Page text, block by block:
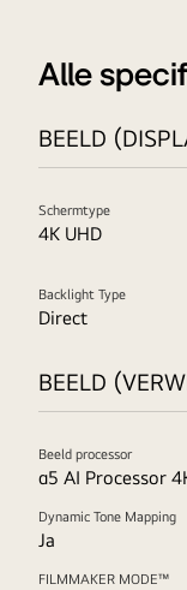
Alle
BEELD
Schermtype
4K UHD
Backlight Type
Direct
BEELD
Beeld processor
α5 AI Processor
Dynamic Tone Mapping
Ja
FILMMAKER MODE™